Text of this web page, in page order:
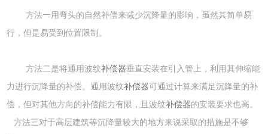
方法一用弯头的自然补偿来减少沉降量的影响，虽然其简单易
行，但是易受到位置限制。
方法二是将通用波纹补偿器垂直安装在引入管上，利用其伸缩能
力进行沉降量的补偿。通用波纹补偿器可通过计算来满足沉降量的补
偿，但对其他方向的补偿能力有限，且波纹补偿器的安装要求也高。
方法三对于高层建筑等沉降量较大的地方来说采取的措施是不够